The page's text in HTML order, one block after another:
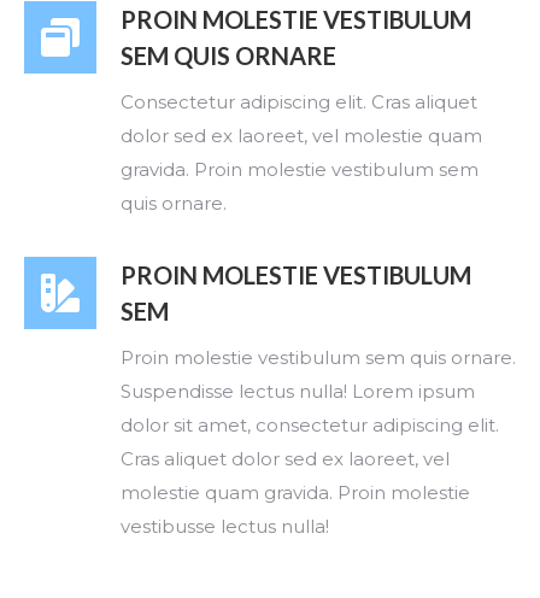
PROIN MOLESTIE VESTIBULUM
SEM QUIS ORNARE
Consectetur adipiscing elit. Cras aliquet
dolor sed ex laoreet, vel molestie quam
gravida. Proin molestie vestibulum sem
quis ornare.
PROIN MOLESTIE VESTIBULUM
SEM
Proin molestie vestibulum sem quis ornare.
Suspendisse lectus nulla! Lorem ipsum
dolor sit amet, consectetur adipiscing elit.
Cras aliquet dolor sed ex laoreet, vel
molestie quam gravida. Proin molestie
vestibusse lectus nulla!